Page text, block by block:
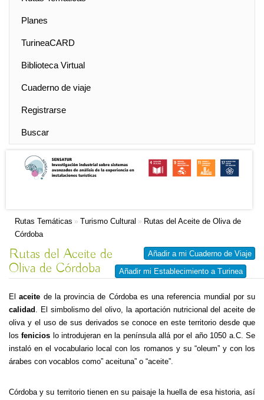
Planes
TurineaCARD
Biblioteca Virtual
Cuaderno de viaje
Registrarse
Buscar
Rutas Temáticas » Turismo Cultural » Rutas del Aceite de Oliva de
Córdoba
Añadir a mi Cuaderno de Viaje
Añadir mi Establecimiento a Turinea
Rutas del Aceite de
Oliva de Córdoba
Elaceite de la provincia de Córdoba es una referencia mundial por su
calidad . El simbolismo del olivo, la aportación nutricional del aceite de
oliva y el uso de sus derivados se conoce en este territorio desde que
losfenicios lo introdujeran en la península allá por el año 1050 a.C. Se
instaló en el vocabulario local con los romanos y su “oleum” y con los
árabes con vocablos como” aceituna” o “aceite”.
Córdoba y su territorio tienen en su paisaje la huella de esa historia, así